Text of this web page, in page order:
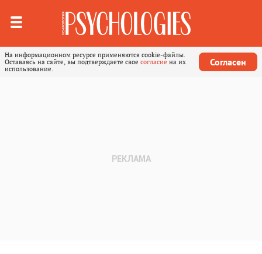
На информационном ресурсе применяются cookie-файлы.
Оставаясь на сайте, вы подтверждаете свое согласие на их
использование.
Согласен